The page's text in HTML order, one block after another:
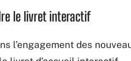
le livret interactif
l’engagement des